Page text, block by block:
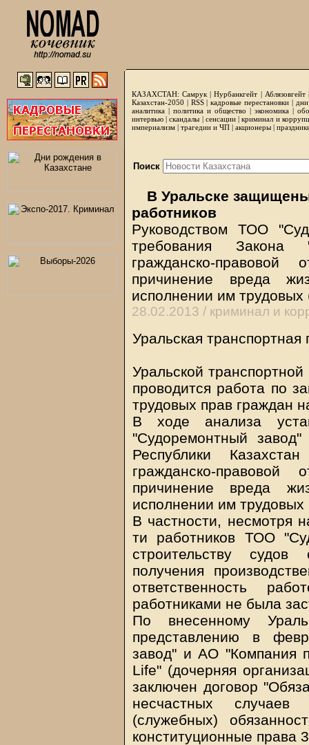
КАЗАХСТАН: Самрук |Нурбанкгейт | Аблязовгейт
Казахстан-2050 | RSS|кадровые перестановки|
аналитика | политика и общество | экономика |
интервью |скандалы | сенсации|криминал и
империализм | трагедии и ЧП | акционеры |
Поиск
В Уральске
работников
Руководством ТОО
требования Закона
гражданско-правовой
причинение вреда
исполнении им
28.02.2013 / криминал и
Уральская
Уральской
проводится работа по
трудовых прав граждан
В ходе анализа
"Судоремонтный
Республики
гражданско-правовой
причинение вреда
исполнении им
В частности, несмотря
ти работников ТОО
строительству
получения
ответственность
работниками не была
По внесенному
представлению в
завод" и АО "Компания
Life" (дочерняя
заключен договор
несчастных
(служебных)
конституционные права